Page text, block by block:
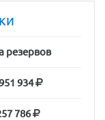
резервов
934
786